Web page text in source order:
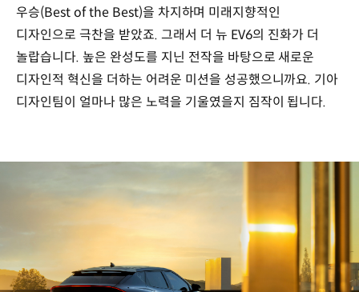
우승(Best of the Best)을 차지하며 미래지향적인
디자인으로 극찬을 받았죠. 그래서 더 뉴 EV6의 진화가 더
놀랍습니다. 높은 완성도를 지닌 전작을 바탕으로 새로운
디자인적 혁신을 더하는 어려운 미션을 성공했으니까요. 기아
디자인팀이 얼마나 많은 노력을 기울였을지 짐작이 됩니다.